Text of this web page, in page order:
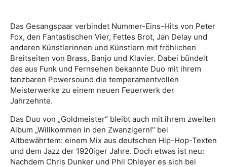
Das Gesangspaar verbindet Nummer-Eins-Hits von Peter
Fox, den Fantastischen Vier, Fettes Brot, Jan Delay und
anderen Künstlerinnen und Künstlern mit fröhlichen
Breitseiten von Brass, Banjo und Klavier. Dabei bündelt
das aus Funk und Fernsehen bekannte Duo mit ihrem
tanzbaren Powersound die temperamentvollen
Meisterwerke zu einem neuen Feuerwerk der
Jahrzehnte.
Das Duo von „Goldmeister“ bleibt auch mit ihrem zweiten
Album „Willkommen in den Zwanzigern!“ bei
Altbewährtem: einem Mix aus deutschen Hip-Hop-Texten
und dem Jazz der 1920iger Jahre. Doch etwas ist neu:
Nachdem Chris Dunker und Phil Ohleyer es sich bei